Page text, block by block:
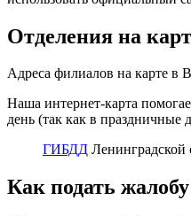
Отделения на
Адреса филиалов на карте в
Наша интернет-карта
день (так как в праздничные
ГИБДД Ленинградской
Как подать жалобу